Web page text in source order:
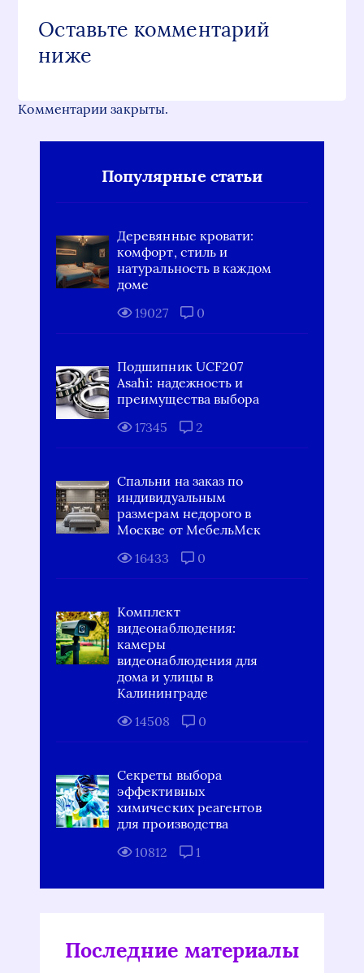
Оставьте комментарий
ниже
Комментарии закрыты.
Популярные статьи
Деревянные кровати:
комфорт, стиль и
натуральность в каждом
доме
19027
0
Подшипник UCF207
Asahi: надежность и
преимущества выбора
17345
2
Спальни на заказ по
индивидуальным
размерам недорого в
Москве от МебельМск
16433
0
Комплект
видеонаблюдения:
камеры
видеонаблюдения для
дома и улицы в
Калининграде
14508
0
Секреты выбора
эффективных
химических реагентов
для производства
10812
1
Последние материалы